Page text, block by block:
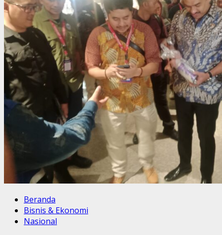
Beranda
Bisnis & Ekonomi
Nasional